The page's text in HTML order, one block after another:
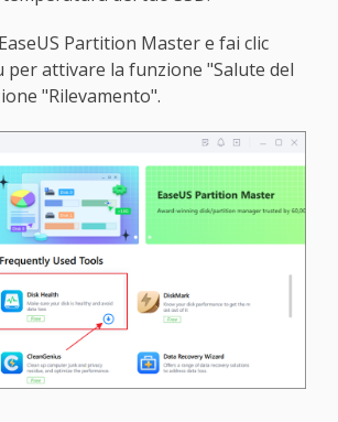
Partition Master e fai clic
per attivare la funzione "Salute del
"Rilevamento".